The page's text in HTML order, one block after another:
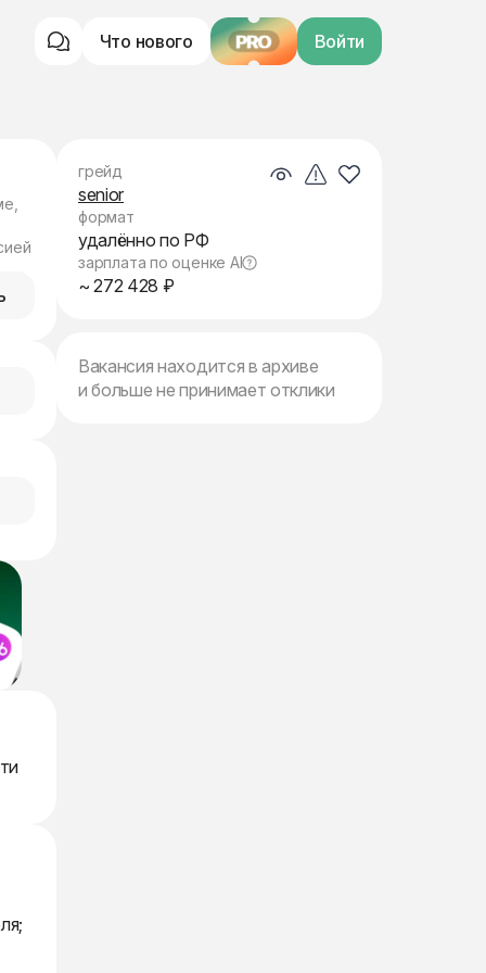
Что нового PRO Войти
грейд
senior
формат
удалённо по РФ
зарплата по оценке AI
~ 272 428 ₽
Вакансия находится в архиве
и больше не принимает отклики